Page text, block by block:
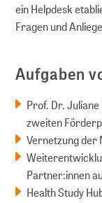
ein Helpdesk
Fragen und
Aufgaben
Prof. Dr.
zweiten
Vernetzung der
Partner:innen
Health Study